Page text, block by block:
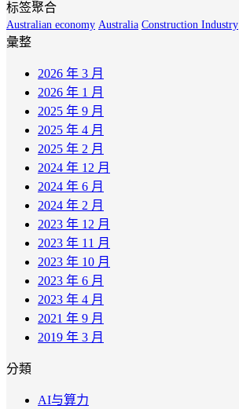
标签聚合
Australian economy Australia Construction Industry
彙整
2026 年 3 月
2026 年 1 月
2025 年 9 月
2025 年 4 月
2025 年 2 月
2024 年 12 月
2024 年 6 月
2024 年 2 月
2023 年 12 月
2023 年 11 月
2023 年 10 月
2023 年 6 月
2023 年 4 月
2021 年 9 月
2019 年 3 月
分類
AI与算力